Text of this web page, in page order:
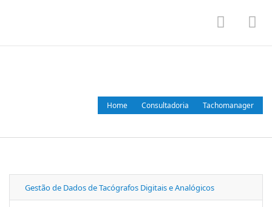
Home Consultadoria Tachomanager
Gestão de Dados de Tacógrafos Digitais e Analógicos